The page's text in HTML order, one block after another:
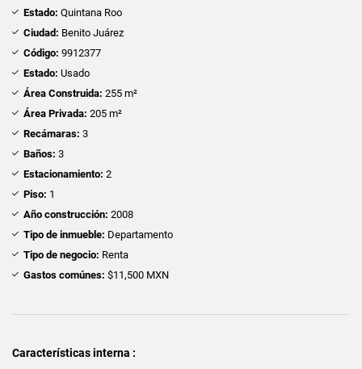
Estado: Quintana Roo
Ciudad: Benito Juárez
Código: 9912377
Estado: Usado
Área Construida: 255 m²
Área Privada: 205 m²
Recámaras: 3
Baños: 3
Estacionamiento: 2
Piso: 1
Año construcción: 2008
Tipo de inmueble: Departamento
Tipo de negocio: Renta
Gastos comúnes: $11,500 MXN
Características interna :